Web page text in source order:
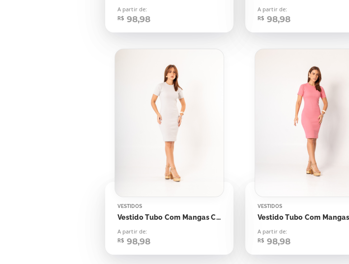
A partir de:
R$ 98,98
A partir de:
R$ 98,98
VESTIDOS
Vestido Tubo Com Mangas Cinza Gray
A partir de:
R$ 98,98
VESTIDOS
A partir de:
R$ 98,98